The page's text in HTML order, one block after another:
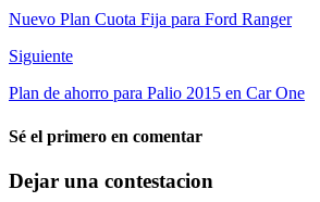
Nuevo Plan Cuota Fija para Ford Ranger
Siguiente
Plan de ahorro para Palio 2015 en Car One
Sé el primero en comentar
Dejar una contestacion